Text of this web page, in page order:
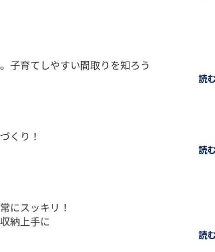
子育てしやすい間取りを知ろう
読
くり！
読
にスッキリ！
納上手に
読